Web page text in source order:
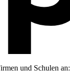
und Schulen an: